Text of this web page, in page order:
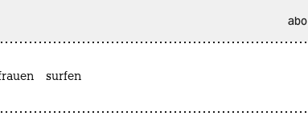
abo
surfen